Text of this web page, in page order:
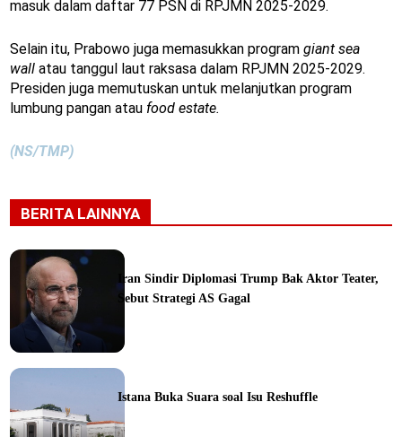
masuk dalam daftar 77 PSN di RPJMN 2025-2029.
Selain itu, Prabowo juga memasukkan program giant sea
wall atau tanggul laut raksasa dalam RPJMN 2025-2029.
Presiden juga memutuskan untuk melanjutkan program
lumbung pangan atau food estate.
(NS/TMP)
BERITA LAINNYA
Iran Sindir Diplomasi Trump Bak Aktor Teater,
Sebut Strategi AS Gagal
Istana Buka Suara soal Isu Reshuffle